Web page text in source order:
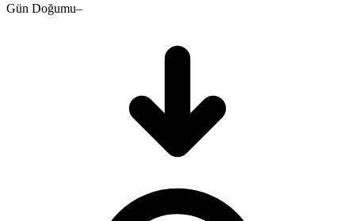
Gün Doğumu–